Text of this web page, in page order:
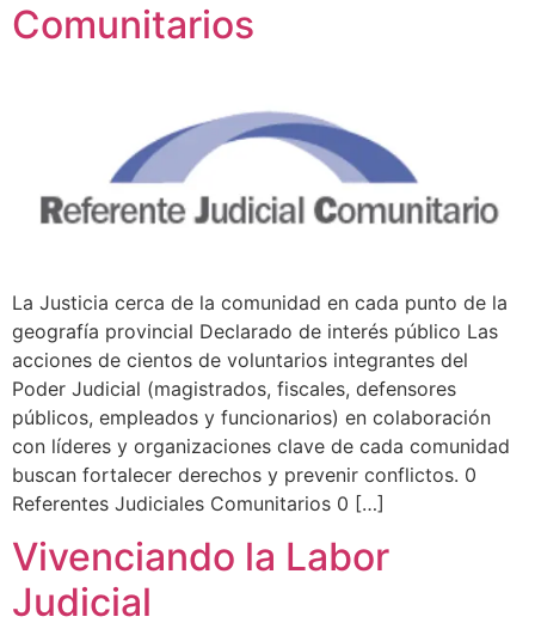
Comunitarios
La Justicia cerca de la comunidad en cada punto de la
geografía provincial Declarado de interés público Las
acciones de cientos de voluntarios integrantes del
Poder Judicial (magistrados, fiscales, defensores
públicos, empleados y funcionarios) en colaboración
con líderes y organizaciones clave de cada comunidad
buscan fortalecer derechos y prevenir conflictos. 0
Referentes Judiciales Comunitarios 0 […]
Vivenciando la Labor
Judicial